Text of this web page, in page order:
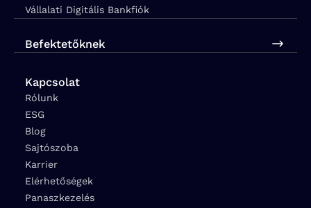
Vállalati Digitális Bankfiók
Befektetőknek
Kapcsolat
Rólunk
ESG
Blog
Sajtószoba
Karrier
Elérhetőségek
Panaszkezelés